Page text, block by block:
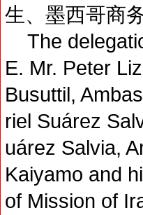
生、墨西哥商
The
E. Mr. Peter
Busuttil,
riel Suárez
uárez Salvia,
Kaiyamo and
of Mission of